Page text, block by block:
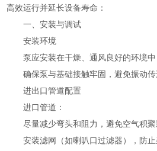
高效运行并延长设备寿命：
一、安装与调试
安装环境
泵应安装在干燥、通风良好的环境中
确保泵与基础接触牢固，避免振动传
进出口管道配置
进口管道：
尽量减少弯头和阻力，避免空气积聚
安装滤网（如喇叭口过滤器），防止